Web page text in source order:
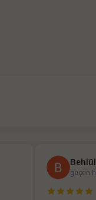
geçen